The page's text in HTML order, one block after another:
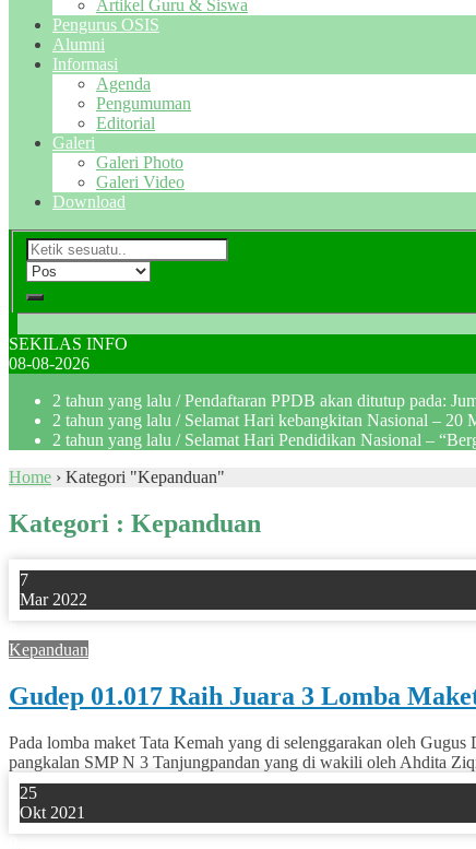
Artikel Guru & Siswa
Pengurus OSIS
Alumni
Informasi
Agenda
Pengumuman
Editorial
Galeri
Galeri Photo
Galeri Video
Download
SEKILAS INFO
08-08-2026
2 tahun yang lalu / Pendaftaran PPDB akan ditutup pada:
2 tahun yang lalu / Selamat Hari kebangkitan Nasional – 20
2 tahun yang lalu / Selamat Hari Pendidikan Nasional –
Home › Kategori "Kepanduan"
Kategori : Kepanduan
7
Mar 2022
Kepanduan
Gudep 01.017 Raih Juara 3 Lomba
Pada lomba maket Tata Kemah yang di selenggarakan oleh
pangkalan SMP N 3 Tanjungpandan yang di wakili oleh Ahdita
25
Okt 2021